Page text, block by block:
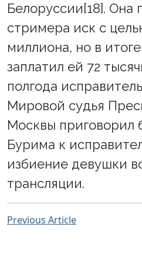
Белоруссии[18]. Она
стримера иск с
миллиона, но в
заплатил ей 72
полгода
Мировой судья
Москвы приговорил
Бурима к
избиение девушки
трансляции.
Previous Article